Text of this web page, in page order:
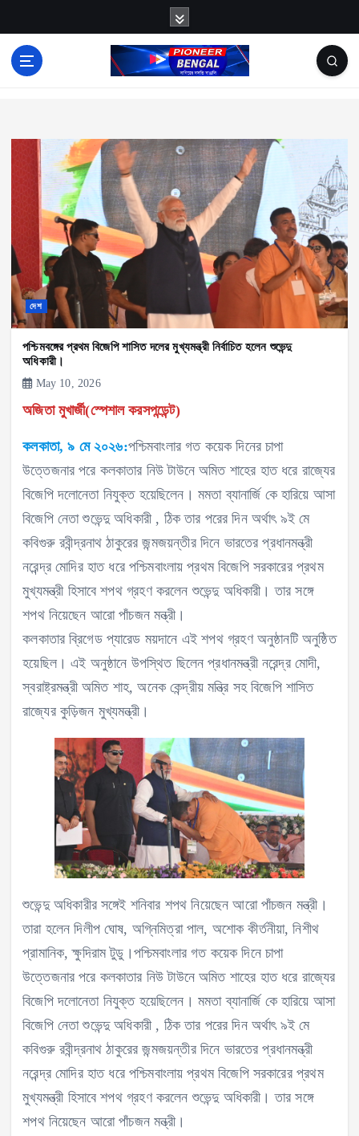
k
দেশ
পশ্চিমবঙ্গের প্রথম বিজেপি শাসিত দলের মুখ্যমন্ত্রী নির্বাচিত হলেন শুভেন্দু
অধিকারী।
May 10, 2026
অজিতা মুখার্জী(স্পেশাল করসপন্ডেন্ট)
কলকাতা, ৯ মে ২০২৬:পশ্চিমবাংলার গত কয়েক দিনের চাপা
উত্তেজনার পরে কলকাতার নিউ টাউনে অমিত শাহের হাত ধরে রাজ্যের
বিজেপি দলোনেতা নিযুক্ত হয়েছিলেন। মমতা ব্যানার্জি কে হারিয়ে আসা
বিজেপি নেতা শুভেন্দু অধিকারী , ঠিক তার পরের দিন অর্থাৎ ৯ই মে
কবিগুরু রবীন্দ্রনাথ ঠাকুরের জন্মজয়ন্তীর দিনে ভারতের প্রধানমন্ত্রী
নরেন্দ্র মোদির হাত ধরে পশ্চিমবাংলায় প্রথম বিজেপি সরকারের প্রথম
মুখ্যমন্ত্রী হিসাবে শপথ গ্রহণ করলেন শুভেন্দু অধিকারী। তার সঙ্গে
শপথ নিয়েছেন আরো পাঁচজন মন্ত্রী।
কলকাতার ব্রিগেড প্যারেড ময়দানে এই শপথ গ্রহণ অনুষ্ঠানটি অনুষ্ঠিত
হয়েছিল। এই অনুষ্ঠানে উপস্থিত ছিলেন প্রধানমন্ত্রী নরেন্দ্র মোদী,
স্বরাষ্ট্রমন্ত্রী অমিত শাহ, অনেক কেন্দ্রীয় মন্ত্রি সহ বিজেপি শাসিত
রাজ্যের কুড়িজন মুখ্যমন্ত্রী।
শুভেন্দু অধিকারীর সঙ্গেই শনিবার শপথ নিয়েছেন আরো পাঁচজন মন্ত্রী।
তারা হলেন দিলীপ ঘোষ, অগ্নিমিত্রা পাল, অশোক কীর্তনীয়া, নিশীথ
প্রামানিক, ক্ষুদিরাম টুডু।পশ্চিমবাংলার গত কয়েক দিনে চাপা
উত্তেজনার পরে কলকাতার নিউ টাউনে অমিত শাহের হাত ধরে রাজ্যের
বিজেপি দলোনেতা নিযুক্ত হয়েছিলেন। মমতা ব্যানার্জি কে হারিয়ে আসা
বিজেপি নেতা শুভেন্দু অধিকারী , ঠিক তার পরের দিন অর্থাৎ ৯ই মে
কবিগুরু রবীন্দ্রনাথ ঠাকুরের জন্মজয়ন্তীর দিনে ভারতের প্রধানমন্ত্রী
নরেন্দ্র মোদির হাত ধরে পশ্চিমবাংলায় প্রথম বিজেপি সরকারের প্রথম
মুখ্যমন্ত্রী হিসাবে শপথ গ্রহণ করলেন শুভেন্দু অধিকারী। তার সঙ্গে
শপথ নিয়েছেন আরো পাঁচজন মন্ত্রী।